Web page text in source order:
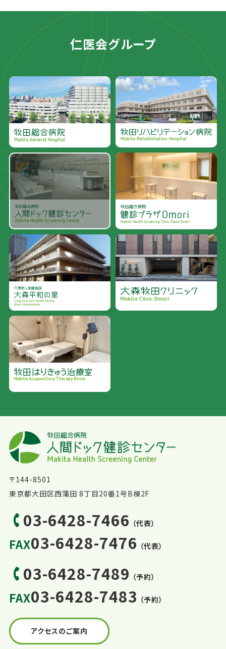
仁医会グループ
〒144-8501
東京都大田区西蒲田 8丁目20番1号B棟2F
03-6428-7466 （代表）
FAX03-6428-7476 （代表）
03-6428-7489 （予約）
FAX03-6428-7483 （予約）
アクセスのご案内